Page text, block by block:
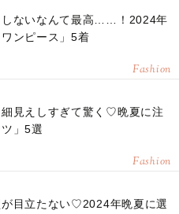
しないなんて最高……！2024年
ンピース」5着
Fashion
細見えしすぎて驚く♡晩夏に注
」5選
Fashion
目立たない♡2024年晩夏に選